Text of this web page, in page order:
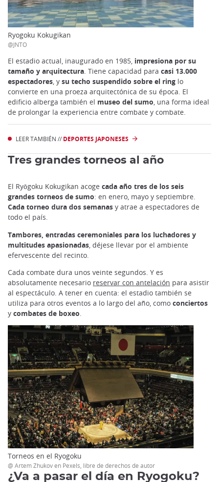
Ryogoku Kokugikan
@JNTO
El estadio actual, inaugurado en 1985, impresiona por su
tamaño y arquitectura. Tiene capacidad para casi 13.000
espectadores, y su techo suspendido sobre el ring lo
convierte en una proeza arquitectónica de su época. El
edificio alberga también el museo del sumo, una forma ideal
de prolongar la experiencia entre combate y combate.
LEER TAMBIÉN // DEPORTES JAPONESES
Tres grandes torneos al año
El Ryōgoku Kokugikan acoge cada año tres de los seis
grandes torneos de sumo: en enero, mayo y septiembre.
Cada torneo dura dos semanas y atrae a espectadores de
todo el país.
Tambores, entradas ceremoniales para los luchadores y
multitudes apasionadas , déjese llevar por el ambiente
efervescente del recinto.
Cada combate dura unos veinte segundos. Y es
absolutamente necesario reservar con antelación para asistir
al espectáculo. A tener en cuenta: el estadio también se
utiliza para otros eventos a lo largo del año, como conciertos
y combates de boxeo
Torneos en el Ryogoku
@ Artem Zhukov en Pexels, libre de derechos de autor
¿Va a pasar el día en Ryogoku?